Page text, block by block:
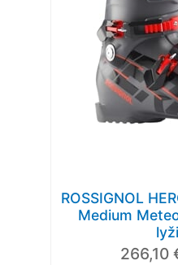
ROSSIGNOL
Medium
266,10